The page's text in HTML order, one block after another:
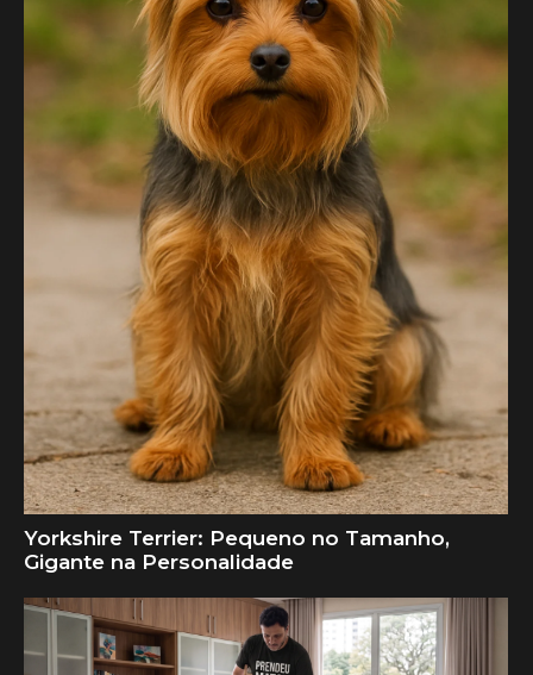
Yorkshire Terrier: Pequeno no Tamanho,
Gigante na Personalidade